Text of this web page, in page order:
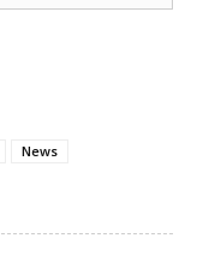
News